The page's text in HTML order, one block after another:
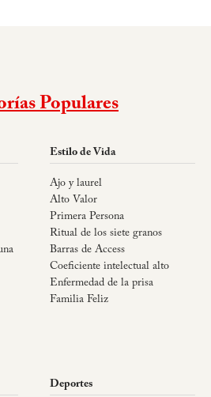
Populares
Estilo de Vida
Ajo y laurel
Alto Valor
Primera Persona
Ritual de los siete granos
Barras de Access
Coeficiente intelectual alto
Enfermedad de la prisa
Familia Feliz
Deportes